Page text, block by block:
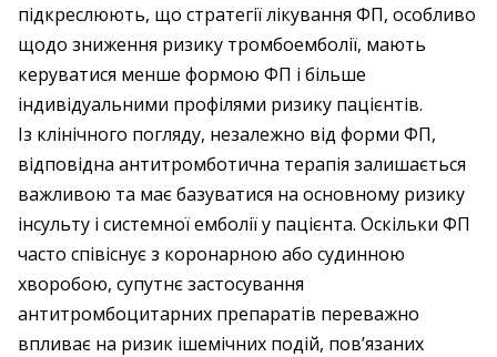
підкреслюють, що стратегії лікування ФП, особливо
щодо зниження ризику тромбоемболії, мають
керуватися менше формою ФП і більше
індивідуальними профілями ризику пацієнтів.
Із клінічного погляду, незалежно від форми ФП,
відповідна антитромботична терапія залишається
важливою та має базуватися на основному ризику
інсульту і системної емболії у пацієнта. Оскільки ФП
часто співіснує з коронарною або судинною
хворобою, супутнє застосування
антитромбоцитарних препаратів переважно
впливає на ризик ішемічних подій, пов’язаних